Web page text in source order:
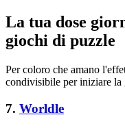
La tua dose
giochi di puzzle
Per coloro che amano
condivisibile per iniziare la
7. Worldle